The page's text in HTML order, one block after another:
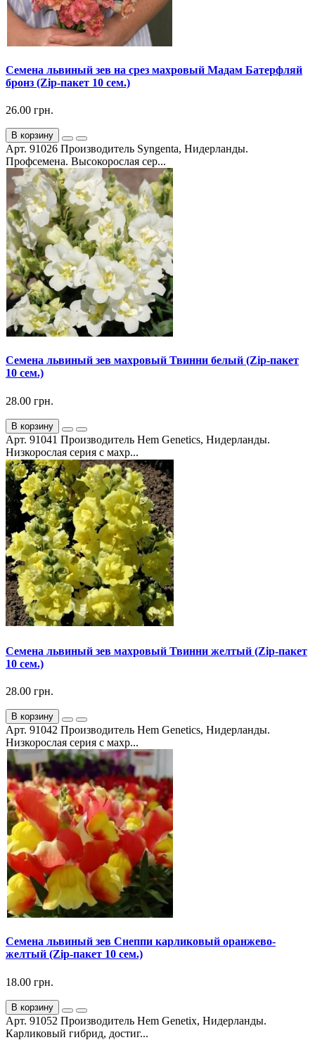
Семена львиный зев на срез махровый Мадам Батерфляй
бронз (Zip-пакет 10 сем.)
26.00 грн.
В корзину
Арт. 91026 Производитель Syngenta, Нидерланды.
Профсемена. Высокорослая сер...
Семена львиный зев махровый Твинни белый (Zip-пакет
10 сем.)
28.00 грн.
В корзину
Арт. 91041 Производитель Hem Genetics, Нидерланды.
Низкорослая серия с махр...
Семена львиный зев махровый Твинни желтый (Zip-пакет
10 сем.)
28.00 грн.
В корзину
Арт. 91042 Производитель Hem Genetics, Нидерланды.
Низкорослая серия с махр...
Семена львиный зев Снеппи карликовый оранжево-
желтый (Zip-пакет 10 сем.)
18.00 грн.
В корзину
Арт. 91052 Производитель Hem Genetix, Нидерланды.
Карликовый гибрид, достиг...